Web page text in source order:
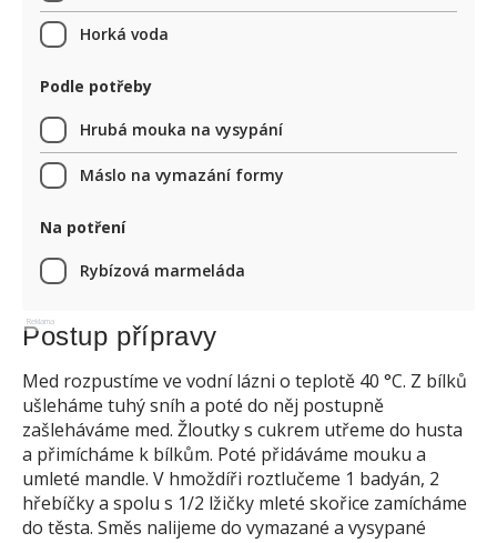
Horká voda
Podle potřeby
Hrubá mouka na vysypání
Máslo na vymazání formy
Na potření
Rybízová marmeláda
Reklama
Postup přípravy
Med rozpustíme ve vodní lázni o teplotě 40 °C. Z bílků
ušleháme tuhý sníh a poté do něj postupně
zašleháváme med. Žloutky s cukrem utřeme do husta
a přimícháme k bílkům. Poté přidáváme mouku a
umleté mandle. V hmoždíři roztlučeme 1 badyán, 2
hřebíčky a spolu s 1/2 lžičky mleté skořice zamícháme
do těsta. Směs nalijeme do vymazané a vysypané